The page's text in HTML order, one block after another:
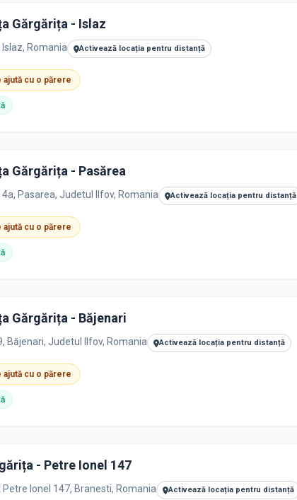
Gărgărița - Islaz
Romania Activează locația pentru distanță
cu o părere
Gărgărița - Pasărea
Pasarea, Judetul Ilfov, Romania Activează locația pentru distanță
cu o părere
Gărgărița - Băjenari
Băjenari, Judetul Ilfov, Romania Activează locația pentru distanță
cu o părere
- Petre Ionel 147
Ionel 147, Branesti, Romania Activează locația pentru distanță